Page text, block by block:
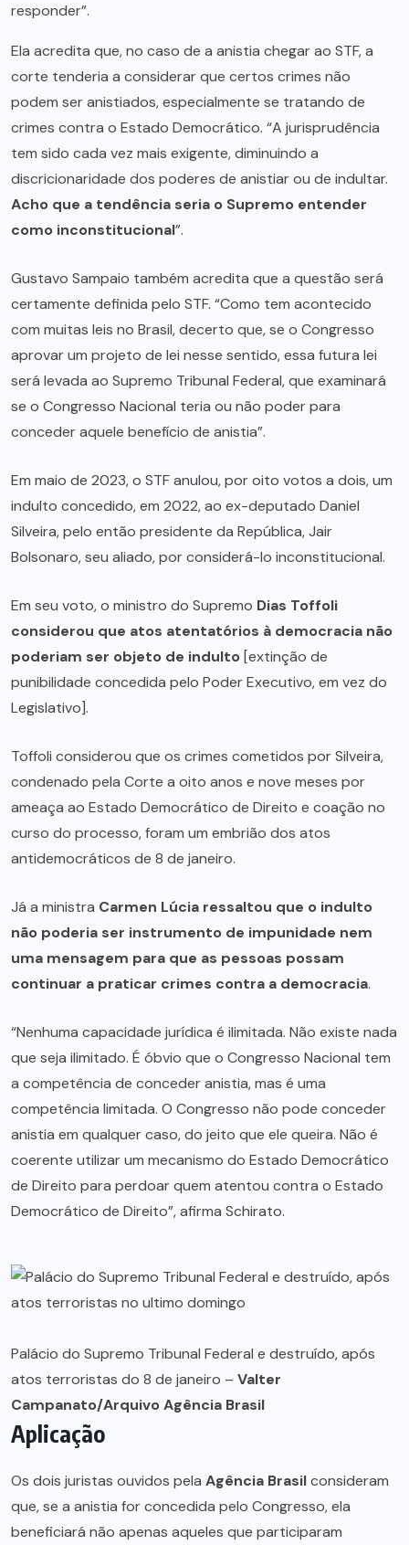
responder”.
Ela acredita que, no caso de a anistia chegar ao STF, a
corte tenderia a considerar que certos crimes não
podem ser anistiados, especialmente se tratando de
crimes contra o Estado Democrático. “A jurisprudência
tem sido cada vez mais exigente, diminuindo a
discricionaridade dos poderes de anistiar ou de indultar.
Acho que a tendência seria o Supremo entender
como inconstitucional”.
Gustavo Sampaio também acredita que a questão será
certamente definida pelo STF. “Como tem acontecido
com muitas leis no Brasil, decerto que, se o Congresso
aprovar um projeto de lei nesse sentido, essa futura lei
será levada ao Supremo Tribunal Federal, que examinará
se o Congresso Nacional teria ou não poder para
conceder aquele benefício de anistia”.
Em maio de 2023, o STF anulou, por oito votos a dois, um
indulto concedido, em 2022, ao ex-deputado Daniel
Silveira, pelo então presidente da República, Jair
Bolsonaro, seu aliado, por considerá-lo inconstitucional.
Em seu voto, o ministro do Supremo Dias Toffoli
considerou que atos atentatórios à democracia não
poderiam ser objeto de indulto [extinção de
punibilidade concedida pelo Poder Executivo, em vez do
Legislativo].
Toffoli considerou que os crimes cometidos por Silveira,
condenado pela Corte a oito anos e nove meses por
ameaça ao Estado Democrático de Direito e coação no
curso do processo, foram um embrião dos atos
antidemocráticos de 8 de janeiro.
Já a ministra Carmen Lúcia ressaltou que o indulto
não poderia ser instrumento de impunidade nem
uma mensagem para que as pessoas possam
continuar a praticar crimes contra a democracia.
“Nenhuma capacidade jurídica é ilimitada. Não existe nada
que seja ilimitado. É óbvio que o Congresso Nacional tem
a competência de conceder anistia, mas é uma
competência limitada. O Congresso não pode conceder
anistia em qualquer caso, do jeito que ele queira. Não é
coerente utilizar um mecanismo do Estado Democrático
de Direito para perdoar quem atentou contra o Estado
Democrático de Direito”, afirma Schirato.
Palácio do Supremo Tribunal Federal e destruído, após
atos terroristas do 8 de janeiro – Valter
Campanato/Arquivo Agência Brasil
Aplicação
Os dois juristas ouvidos pela Agência Brasilconsideram
que, se a anistia for concedida pelo Congresso, ela
beneficiará não apenas aqueles que participaram